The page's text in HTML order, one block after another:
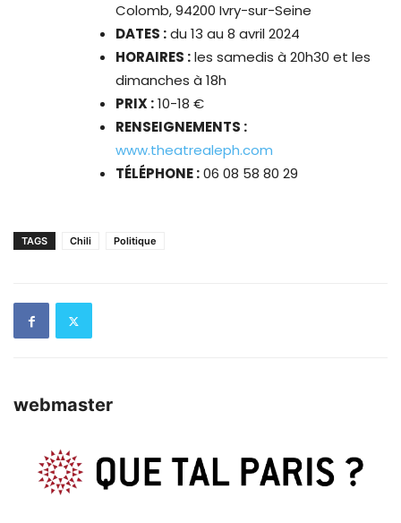
Colomb, 94200 Ivry-sur-Seine
DATES :du 13 au 8 avril 2024
HORAIRES :les samedis à 20h30 et les
dimanches à 18h
PRIX :10-18 €
RENSEIGNEMENTS :
www.theatrealeph.com
TÉLÉPHONE :06 08 58 80 29
TAGS Chili Politique
webmaster